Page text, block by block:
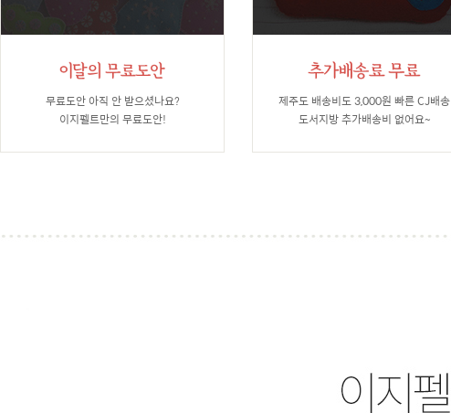
무료도안 아직 안 받으셨나요?
이지펠트만의 무료도안!
제주도 배송비도 3,000원 빠른 CJ배송
도서지방 추가배송비 없어요~